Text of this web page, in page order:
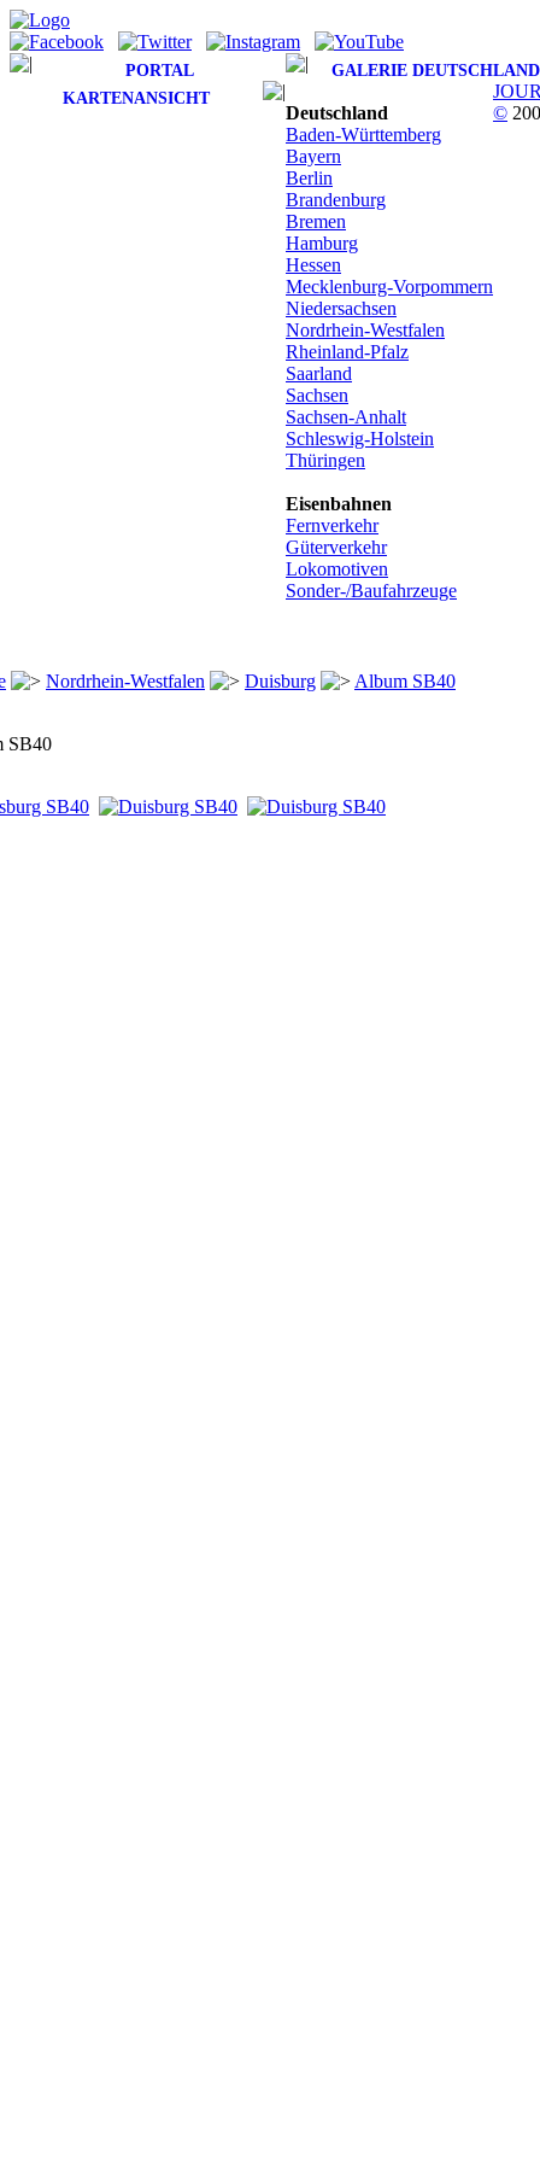
PORTAL
GALERIE DEUTSCHLAND
KARTENANSICHT
Deutschland
Baden-Württemberg
Bayern
Berlin
Brandenburg
Bremen
Hamburg
Hessen
Mecklenburg-Vorpommern
Niedersachsen
Nordrhein-Westfalen
Rheinland-Pfalz
Saarland
Sachsen
Sachsen-Anhalt
Schleswig-Holstein
Thüringen
Eisenbahnen
Fernverkehr
Güterverkehr
Lokomotiven
Sonder-/Baufahrzeuge
Nordrhein-Westfalen Duisburg Album SB40
SB40
©